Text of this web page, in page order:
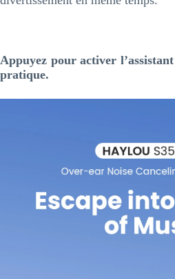
Appuyez pour activer
pratique.